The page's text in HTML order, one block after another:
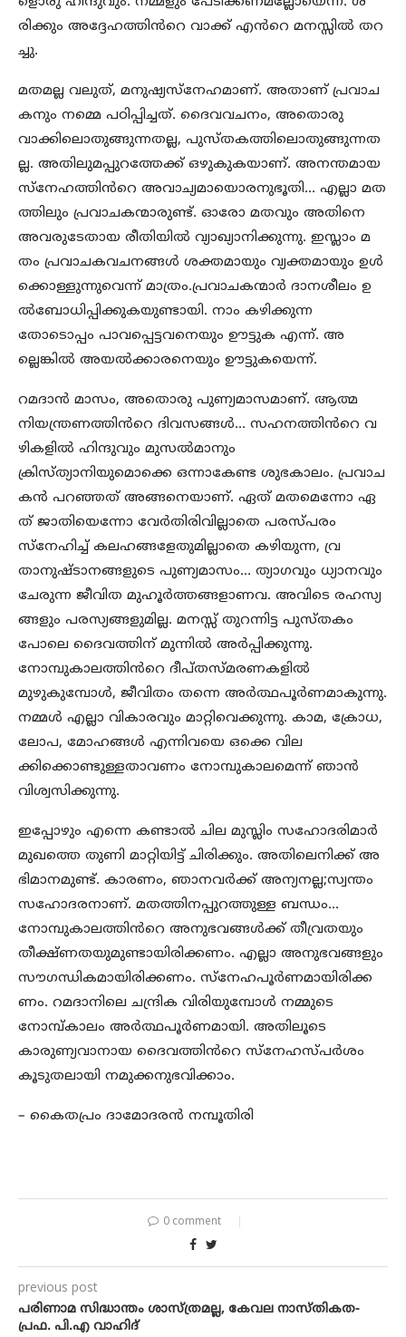
രിക്കും അദ്ദേഹത്തിൻറെ വാക്ക് എൻറെ മനസ്സിൽ തറ
ച്ചു.
മതമല്ല വലുത്, മനുഷ്യസ്നേഹമാണ്. അതാണ് പ്രവാച
കനും നമ്മെ പഠിപ്പിച്ചത്. ദൈവവചനം, അതൊരു
വാക്കിലൊതുങ്ങുന്നതല്ല, പുസ്തകത്തിലൊതുങ്ങുന്നത
ല്ല. അതിലുമപ്പുറത്തേക്ക് ഒഴുകുകയാണ്. അനന്തമായ
സ്നേഹത്തിൻറെ അവാച്യമായൊരനുഭൂതി… എല്ലാ മത
ത്തിലും പ്രവാചകന്മാരുണ്ട്. ഓരോ മതവും അതിനെ
അവരുടേതായ രീതിയിൽ വ്യാഖ്യാനിക്കുന്നു. ഇസ്ലാം മ
തം പ്രവാചകവചനങ്ങൾ ശക്തമായും വ്യക്തമായും ഉൾ
ക്കൊള്ളുന്നുവെന്ന് മാത്രം.പ്രവാചകന്മാർ ദാനശീലം ഉ
ൽബോധിപ്പിക്കുകയുണ്ടായി. നാം കഴിക്കുന്ന
തോടൊപ്പം പാവപ്പെട്ടവനെയും ഊട്ടുക എന്ന്. അ
ല്ലെങ്കിൽ അയൽക്കാരനെയും ഊട്ടുകയെന്ന്.
റമദാൻ മാസം, അതൊരു പുണ്യമാസമാണ്. ആത്മ
നിയന്ത്രണത്തിൻറെ ദിവസങ്ങൾ… സഹനത്തിൻറെ വ
ഴികളിൽ ഹിന്ദുവും മുസൽമാനും
ക്രിസ്ത്യാനിയുമൊക്കെ ഒന്നാകേണ്ട ശുഭകാലം. പ്രവാച
കൻ പറഞ്ഞത് അങ്ങനെയാണ്. ഏത് മതമെന്നോ ഏ
ത് ജാതിയെന്നോ വേർതിരിവില്ലാതെ പരസ്പരം
സ്നേഹിച്ച് കലഹങ്ങളേതുമില്ലാതെ കഴിയുന്ന, വ്ര
താനുഷ്ടാനങ്ങളുടെ പുണ്യമാസം… ത്യാഗവും ധ്യാനവും
ചേരുന്ന ജീവിത മുഹൂർത്തങ്ങളാണവ. അവിടെ രഹസ്യ
ങ്ങളും പരസ്യങ്ങളുമില്ല. മനസ്സ് തുറന്നിട്ട പുസ്തകം
പോലെ ദൈവത്തിന് മുന്നിൽ അർപ്പിക്കുന്നു.
നോമ്പുകാലത്തിൻറെ ദീപ്തസ്മരണകളിൽ
മുഴുകുമ്പോൾ, ജീവിതം തന്നെ അർത്ഥപൂർണമാകുന്നു.
നമ്മൾ എല്ലാ വികാരവും മാറ്റിവെക്കുന്നു. കാമ, ക്രോധ,
ലോപ, മോഹങ്ങൾ എന്നിവയെ ഒക്കെ വില
ക്കിക്കൊണ്ടുള്ളതാവണം നോമ്പുകാലമെന്ന് ഞാൻ
വിശ്വസിക്കുന്നു.
ഇപ്പോഴും എന്നെ കണ്ടാൽ ചില മുസ്ലിം സഹോദരിമാർ
മുഖത്തെ തുണി മാറ്റിയിട്ട് ചിരിക്കും. അതിലെനിക്ക് അ
ഭിമാനമുണ്ട്. കാരണം, ഞാനവർക്ക് അന്യനല്ല;സ്വന്തം
സഹോദരനാണ്. മതത്തിനപ്പുറത്തുള്ള ബന്ധം…
നോമ്പുകാലത്തിൻറെ അനുഭവങ്ങൾക്ക് തീവ്രതയും
തീക്ഷ്ണതയുമുണ്ടായിരിക്കണം. എല്ലാ അനുഭവങ്ങളും
സൗഗന്ധികമായിരിക്കണം. സ്നേഹപൂർണമായിരിക്ക
ണം. റമദാനിലെ ചന്ദ്രിക വിരിയുമ്പോൾ നമ്മുടെ
നോമ്പ്കാലം അർത്ഥപൂർണമായി. അതിലൂടെ
കാരുണ്യവാനായ ദൈവത്തിൻറെ സ്നേഹസ്പർശം
കൂടുതലായി നമുക്കനുഭവിക്കാം.
– കൈതപ്രം ദാമോദരൻ നമ്പൂതിരി
0 comment
previous post
പരിണാമ സിദ്ധാന്തം ശാസ്ത്രമല്ല, കേവല നാസ്തികത-
പ്രഫ. പി.എ വാഹിദ്